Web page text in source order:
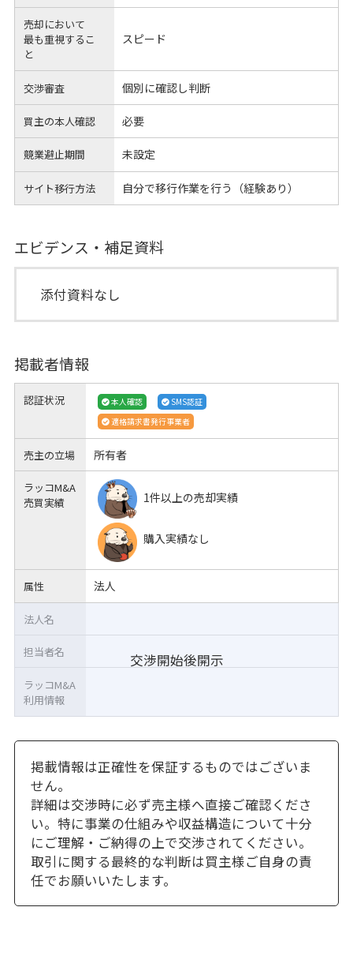
売却において
最も重視するこ
と
スピード
交渉審査 個別に確認し判断
買主の本人確認 必要
競業避止期間 未設定
サイト移行方法 自分で移行作業を行う（経験あり）
エビデンス・補足資料
添付資料なし
掲載者情報
認証状況 本人確認
SMS認証
適格請求書発行事業者
売主の立場 所有者
ラッコM&A
売買実績
1件以上の売却実績
購入実績なし
属性 法人
交渉開始後開示
法人名
担当者名
ラッコM&A
利用情報
掲載情報は正確性を保証するものではございま
せん。
詳細は交渉時に必ず売主様へ直接ご確認くださ
い。特に事業の仕組みや収益構造について十分
にご理解・ご納得の上で交渉されてください。
取引に関する最終的な判断は買主様ご自身の責
任でお願いいたします。